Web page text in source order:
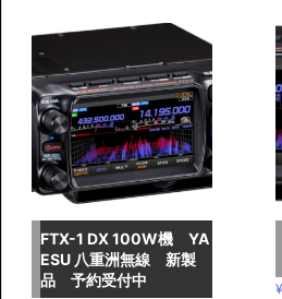
9,
0
0
で
し
た。
0
0
0
で
す。
FTX-1 DX 100W機 YA
ESU 八重洲無線 新製
品 予約受付中
¥